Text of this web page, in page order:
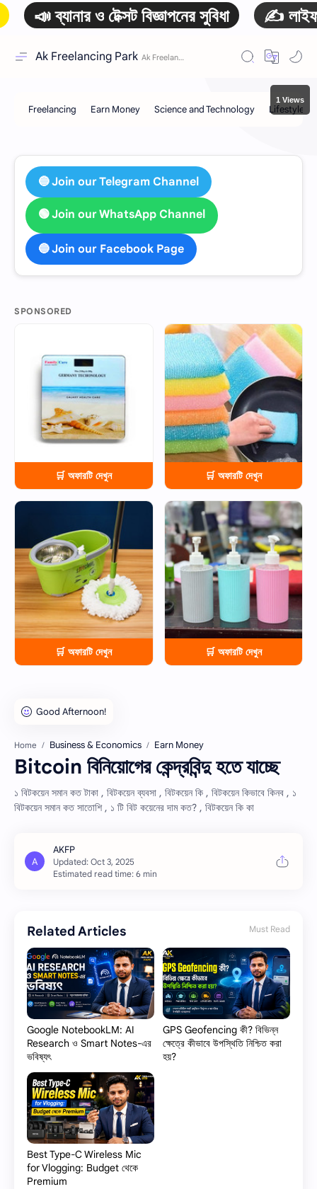
Ak Freelancing Park
ও টেক্সট বিজ্ঞাপনের সুবিধা ✍️ লাইফটাইম
🔵 Join our Telegram Channel
🟢 Join our WhatsApp Channel
🔵 Join our Facebook Page
SPONSORED
🛒 অফারটি দেখুন
HOT
🛒 অফারটি দেখুন
🛒 অফারটি দেখুন 🛒 অফারটি দেখুন
Home Business & Economics Earn Money
1 Views
Bitcoin বিনিয়োগের কেন্দ্রবিন্দু হতে যাচ্ছে
১ বিটকয়েন সমান কত টাকা , বিটকয়েন ব্যবসা , বিটকয়েন কি , বিটকয়েন কিভাবে কিনব , ১
বিটকয়েন সমান কত সাতোশি , ১ টি বিট কয়েনের দাম কত? , বিটকয়েন কি কা
Estimated read time: 6 min
Related Articles Must Read
Google NotebookLM: AI
Research ও Smart Notes-এর
ভবিষ্যৎ
GPS Geofencing কী? বিভিন্ন
ক্ষেত্রে কীভাবে উপস্থিতি নিশ্চিত করা
হয়?
Best Type-C Wireless Mic
for Vlogging: Budget থেকে
Premium